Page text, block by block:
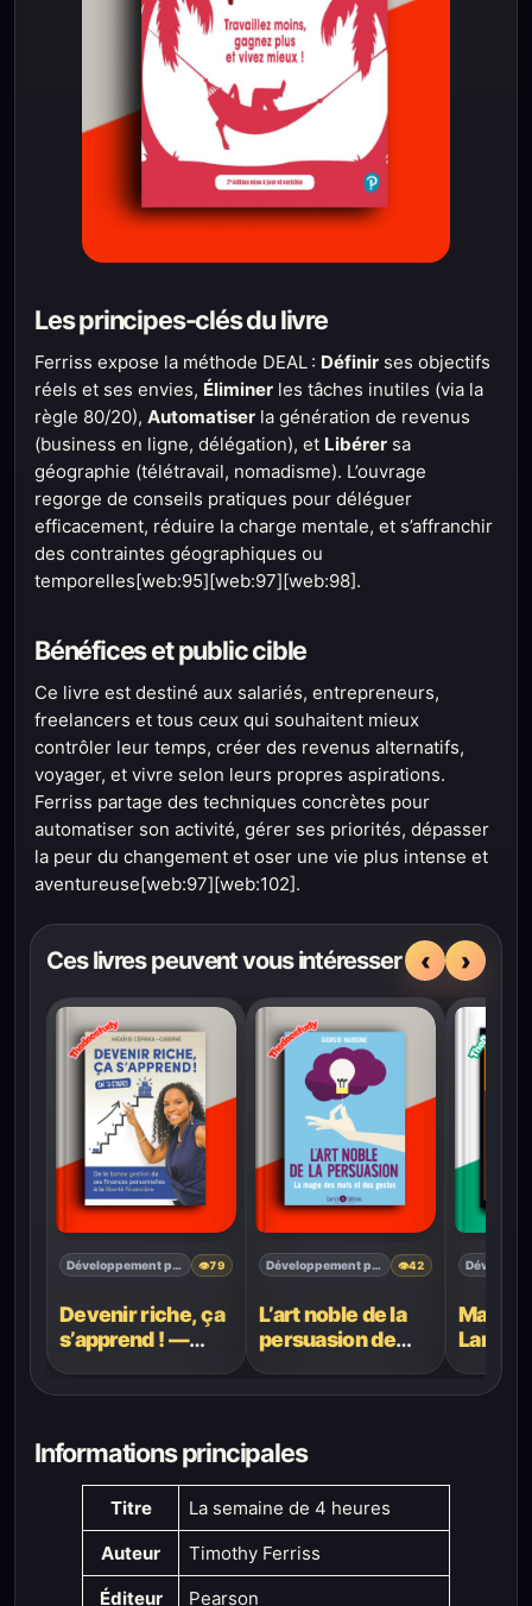
Les principes-clés du livre
Ferriss expose la méthode DEAL : Définir ses objectifs
réels et ses envies, Éliminer les tâches inutiles (via la
règle 80/20), Automatiser la génération de revenus
(business en ligne, délégation), et Libérer sa
géographie (télétravail, nomadisme). L’ouvrage
regorge de conseils pratiques pour déléguer
efficacement, réduire la charge mentale, et s’affranchir
des contraintes géographiques ou
temporelles[web:95][web:97][web:98].
Bénéfices et public cible
Ce livre est destiné aux salariés, entrepreneurs,
freelancers et tous ceux qui souhaitent mieux
contrôler leur temps, créer des revenus alternatifs,
voyager, et vivre selon leurs propres aspirations.
Ferriss partage des techniques concrètes pour
automatiser son activité, gérer ses priorités, dépasser
la peur du changement et oser une vie plus intense et
aventureuse[web:97][web:102].
Ces livres peuvent vous intéresser ‹ ›
Développement personnel 👁79
Devenir riche, ça
s’apprend ! —
Giberné : 7
liberté financière
Développement personnel 👁42
L’art noble de la
persuasion de
La magie des
gestes
Informations principales
Titre
La semaine de 4 heures
Auteur
Timothy Ferriss
Éditeur
Pearson